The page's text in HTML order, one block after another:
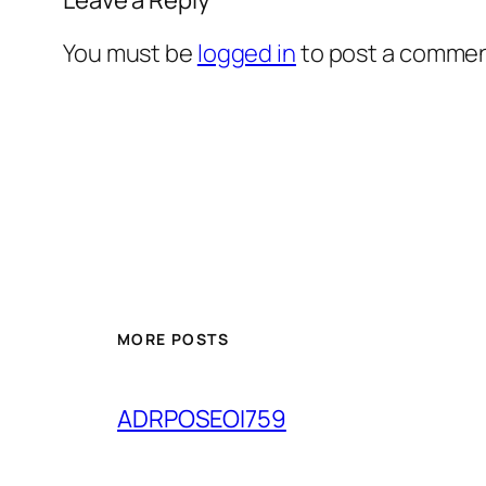
You must be logged into post a
MORE POSTS
ADRPOSEOI759